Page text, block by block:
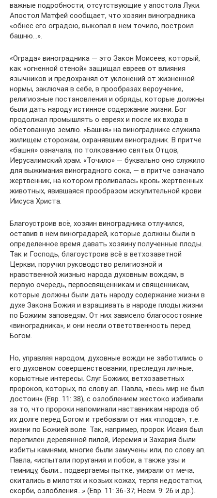
важные подробности, отсутствующие у апостола Луки.
Апостол Матфей сообщает, что хозяин виноградника
«обнес его оградою, выкопал в нем точило, построил
башню…».
«Ограда» виноградника — это Закон Моисеев, который,
как «огненной стеной» защищал евреев от влияния
язычников и предохранял от уклонений от жизненной
нормы, заключая в себе, в прообразах вероучение,
религиозные постановления и обряды, которые должны
были дать народу истинное содержание жизни. Бог
продолжал промышлять о евреях и после их входа в
обетованную землю. «Башня» на винограднике служила
жилищем сторожам, охранявшим виноградник. В притче
«башня» означала, по толкованию святых Отцов,
Иерусалимский храм. «Точило» — буквально оно служило
для выжимания виноградного сока, — в притче означало
жертвенник, на котором проливалась кровь жертвенных
животных, явившаяся прообразом искупительной крови
Иисуса Христа.
Благоустроив всё, хозяин виноградника отлучился,
оставив в нём виноградарей, которые должны были в
определенное время давать хозяину полученные плоды.
Так и Господь, благоустроив всё в ветхозаветной
Церкви, поручил руководство религиозной и
нравственной жизнью народа духовным вождям, в
первую очередь, первосвященникам и священникам,
которые должны были дать народу содержание жизни в
духе Закона Божия и взращивать в народе плоды жизни
по Божиим заповедям. От них зависело благосостояние
«виноградника», и они несли ответственность перед
Богом.
Но, управляя народом, духовные вожди не заботились о
его духовном совершенствовании, преследуя личные,
корыстные интересы. Слуг Божиих, ветхозаветных
пророков, которых, по слову ап. Павла, «весь мир не был
достоин» (Евр. 11: 38), с озлоблением жестоко избивали
за то, что пророки напоминали наставникам народа об
их долге перед Богом и требовали от них «плодов», т.е.
жизни по Божией воле. Так, например, пророк Исаия был
перепилен деревянной пилой, Иеремия и Захария были
избиты камнями, многие были замучены или, по слову ап.
Павла, «испытали поругания и побои, а также узы и
темницу, были… подвергаемы пытке, умирали от меча,
скитались в милотях и козьих кожах, терпя недостатки,
скорби, озлобления…» (Евр. 11: 36-37; Неем. 9: 26 и др.).